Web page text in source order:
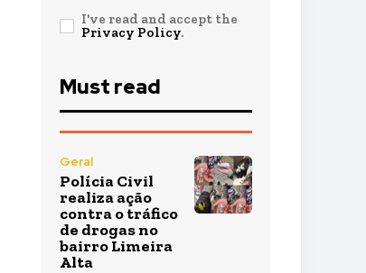
I've read and accept the
Privacy Policy.
Must read
Geral
Polícia Civil
realiza ação
contra o tráfico
de drogas no
bairro Limeira
Alta